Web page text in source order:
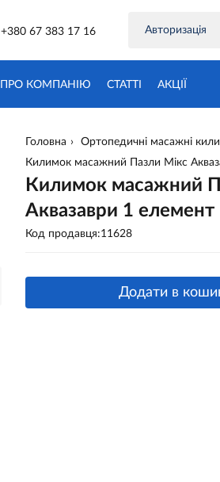
+380 67 383 17 16 Авторизація
ПРО КОМПАНІЮ СТАТТІ АКЦIЇ
Головна
Ортопедичні масажні
Килимок масажний Пазли Мікс
Килимок масажний
Аквазаври 1 елемент
Код продавця:11628
Додати в